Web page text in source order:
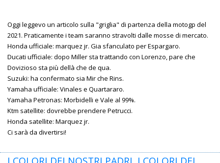
Oggi leggevo un articolo sulla "griglia" di partenza della motogp del
2021. Praticamente i team saranno stravolti dalle mosse di mercato.
Honda ufficiale: marquez jr. Gia sfanculato per Espargaro.
Ducati ufficiale: dopo Miller sta trattando con Lorenzo, pare che
Dovizioso sta più dellà che de qua.
Suzuki: ha confermato sia Mir che Rins.
Yamaha ufficiale: Vinales e Quartararo.
Yamaha Petronas: Morbidelli e Vale al 99%.
Ktm satellite: dovrebbe prendere Petrucci.
Honda satellite: Marquez jr.
Ci sarà da divertirsi!